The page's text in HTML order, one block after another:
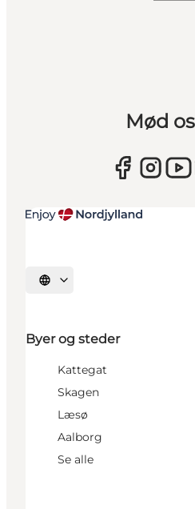
Mød
Vælg sprog
Byer og steder
Kattegat
Skagen
Læsø
Aalborg
Se alle